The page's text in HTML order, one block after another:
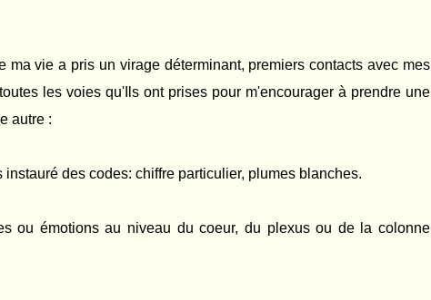
ma vie a pris un virage déterminant, premiers contacts avec mes
les voies qu'Ils ont prises pour m'encourager à prendre une
autre :
instauré des codes: chiffre particulier, plumes blanches.
ou émotions au niveau du coeur, du plexus ou de la colonne